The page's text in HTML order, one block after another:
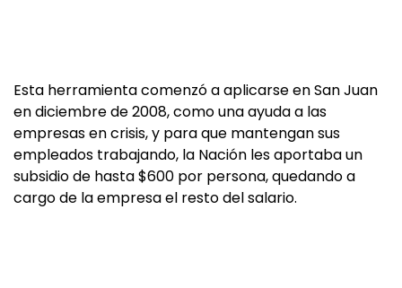
Esta herramienta comenzó a aplicarse en San Juan
en diciembre de 2008, como una ayuda a las
empresas en crisis, y para que mantengan sus
empleados trabajando, la Nación les aportaba un
subsidio de hasta $600 por persona, quedando a
cargo de la empresa el resto del salario.